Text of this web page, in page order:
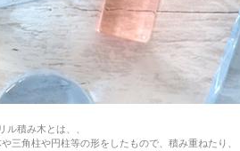
ル積み木とは、、
三角柱や円柱等の形をしたもので、積み重ねたり、